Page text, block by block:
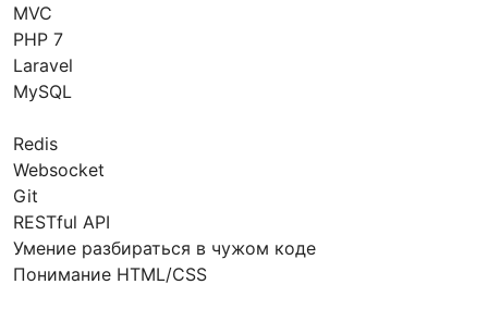
MVC
PHP 7
Laravel
MySQL
Redis
Websocket
Git
RESTful API
Умение разбираться в чужом коде
Понимание HTML/CSS